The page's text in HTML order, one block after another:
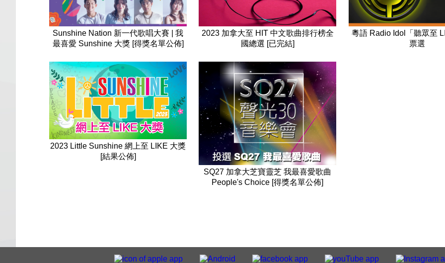
Sunshine Nation 新一代歌唱大賽 | 我
最喜愛 Sunshine 大獎 [得獎名單公佈]
2023 加拿大至 HIT 中文歌曲排行榜全
國總選 [已完結]
粵語 Radio Idol「聽眾至
票選
2023 Little Sunshine 網上至 LIKE 大獎
[結果公佈]
SQ27 加拿大芝寶靈芝 我最喜愛歌曲
People's Choice [得獎名單公佈]